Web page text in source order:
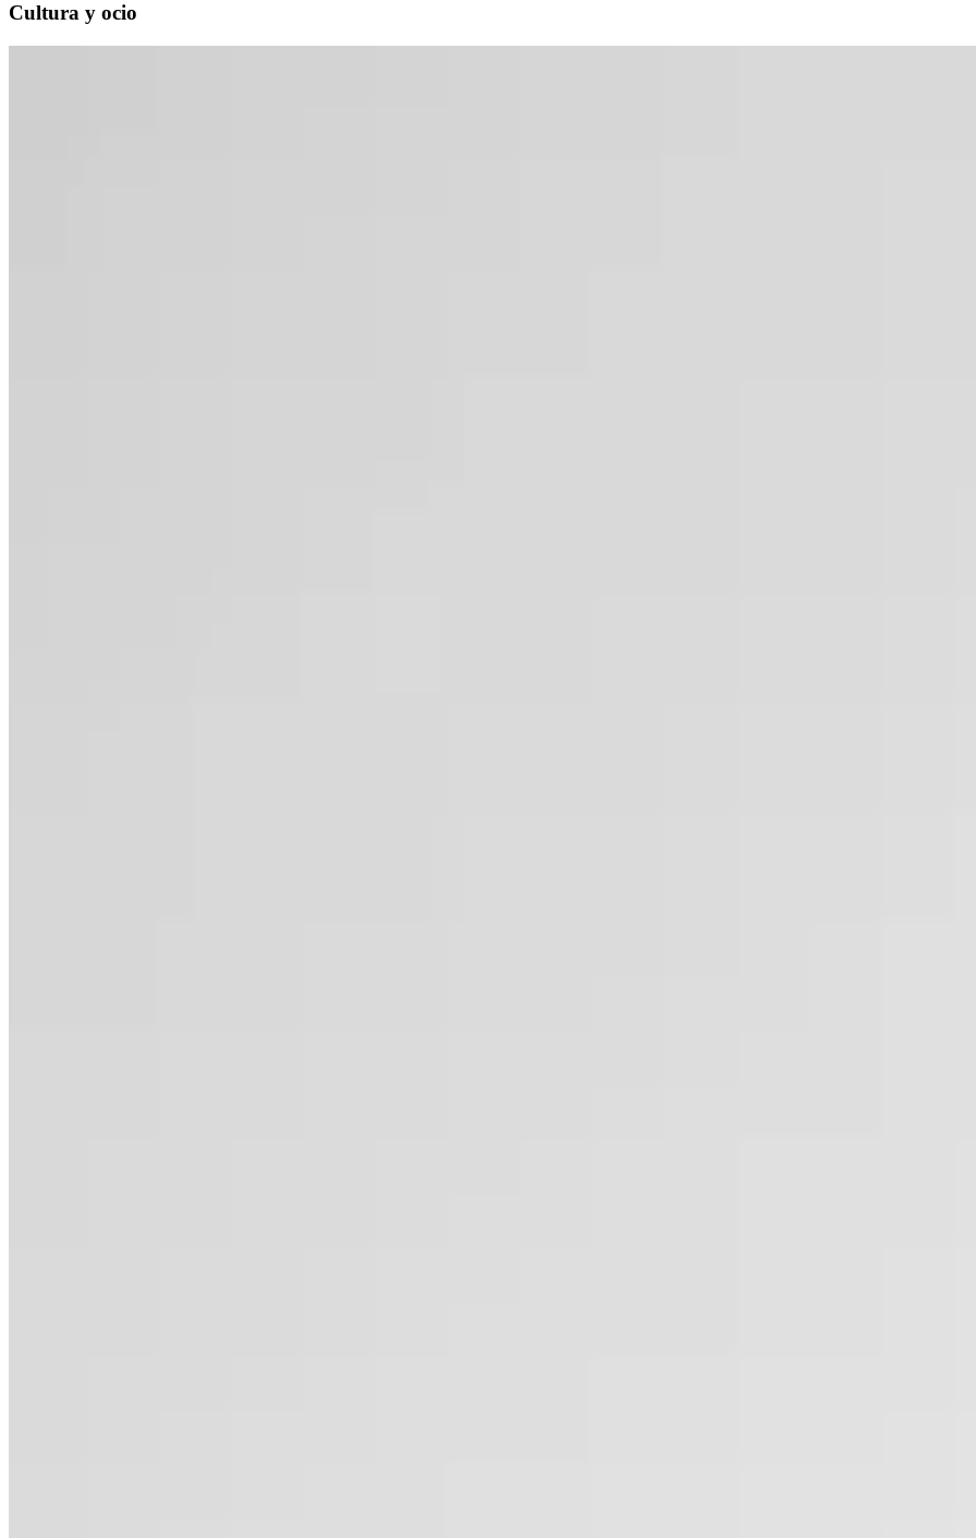
Cultura y ocio